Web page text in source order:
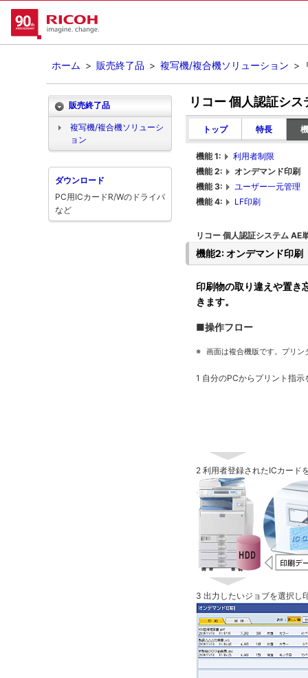
ホーム > 販売終了品 > 複写機/複合機ソリューション >
リコー 個人認証シ
トップ 特長
機能 1:
利用者制限
機能 2:
オンデマンド印刷
機能 3:
ユーザー一元管理
機能 4:
LF印刷
リコー 個人認証システム AE
機能2: オンデマンド印刷
印刷物の取り違えや置き
きます。
■操作フロー
※ 画面は複合機版です。プリ
1 自分のPCからプリント指示
2 利用者登録されたICカード
3 出力したいジョブを選択し
販売終了品
複写機/複合機ソリューシ
ョン
ダウンロード
PC用ICカードR/Wのドライバ
など